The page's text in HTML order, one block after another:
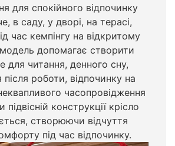
для спокійного відпочинку
в саду, у дворі, на терасі,
час кемпінгу на відкритому
модель допомагає створити
для читання, денного сну,
після роботи, відпочинку на
часопровідження
підвісній конструкції крісло
створюючи відчуття
під час відпочинку.